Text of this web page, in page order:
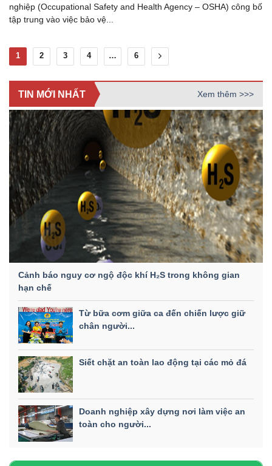
nghiệp (Occupational Safety and Health Agency – OSHA) công bố
tập trung vào việc bảo vệ...
1 2 3 4 … 6
TIN MỚI NHẤT Xem thêm >>>
Cảnh báo nguy cơ ngộ độc khí H₂S trong không gian
hạn chế
Từ bữa cơm giữa ca đến chiến lược giữ
chân người...
Siết chặt an toàn lao động tại các mỏ đá
Doanh nghiệp xây dựng nơi làm việc an
toàn cho người...